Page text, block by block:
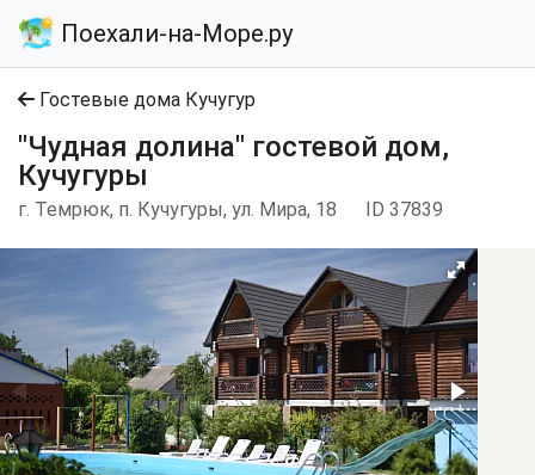
Поехали-на-Море.ру
Гостевые дома Кучугур
"Чудная долина" гостевой дом,
Кучугуры
г. Темрюк, п. Кучугуры, ул. Мира, 18 ID 37839